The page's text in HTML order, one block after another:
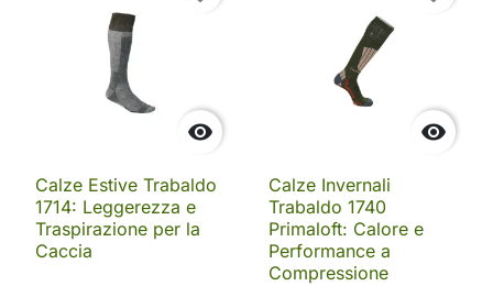

Calze Estive Trabaldo
1714: Leggerezza e
Traspirazione per la
Caccia

Calze Invernali
Trabaldo 1740
Primaloft: Calore e
Performance a
Compressione